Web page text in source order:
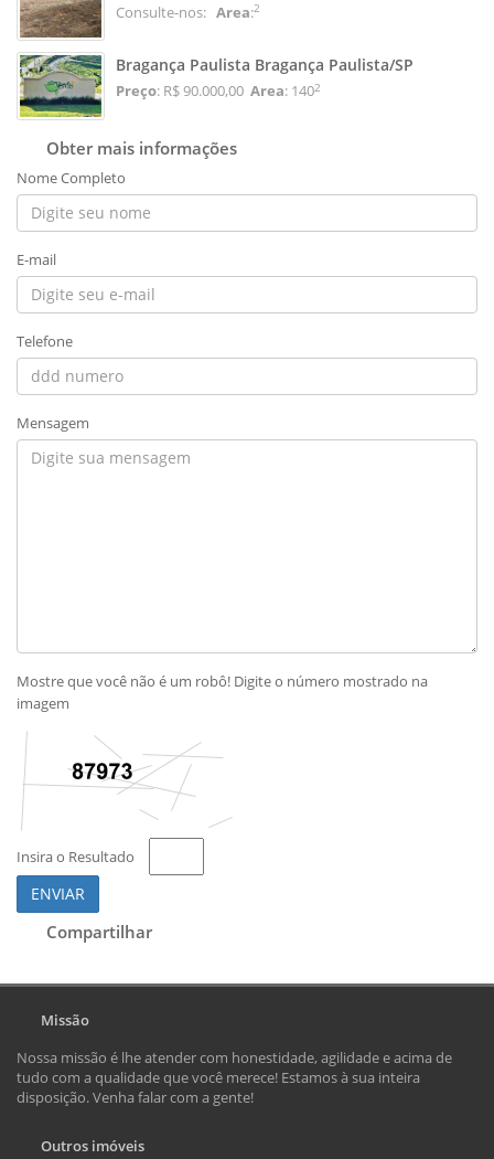
Consulte-nos: Area:2
Bragança Paulista Bragança Paulista/SP
Preço: R$ 90.000,00 Area: 1402
Obter mais informações
Nome Completo
E-mail
Telefone
Mensagem
Mostre que você não é um robô! Digite o número mostrado na
imagem
Insira o Resultado
ENVIAR
Compartilhar
Missão
Nossa missão é lhe atender com honestidade, agilidade e acima de
tudo com a qualidade que você merece! Estamos à sua inteira
disposição. Venha falar com a gente!
Outros imóveis